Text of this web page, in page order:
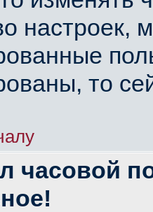
настроек,
то
часовой